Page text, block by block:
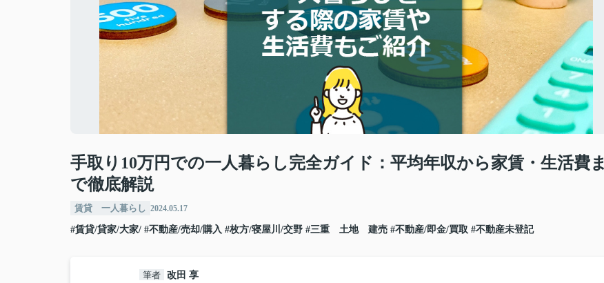
手取り10万円での一人暮らし完全ガイド：平均年収から家賃・生活費ま
で徹底解説
賃貸 一人暮らし 2024.05.17
#賃貸/貸家/大家/ #不動産/売却/購入 #枚方/寝屋川/交野 #三重 土地 建売 #不動産/即金/買取 #不動産未登記
筆者 改田 享